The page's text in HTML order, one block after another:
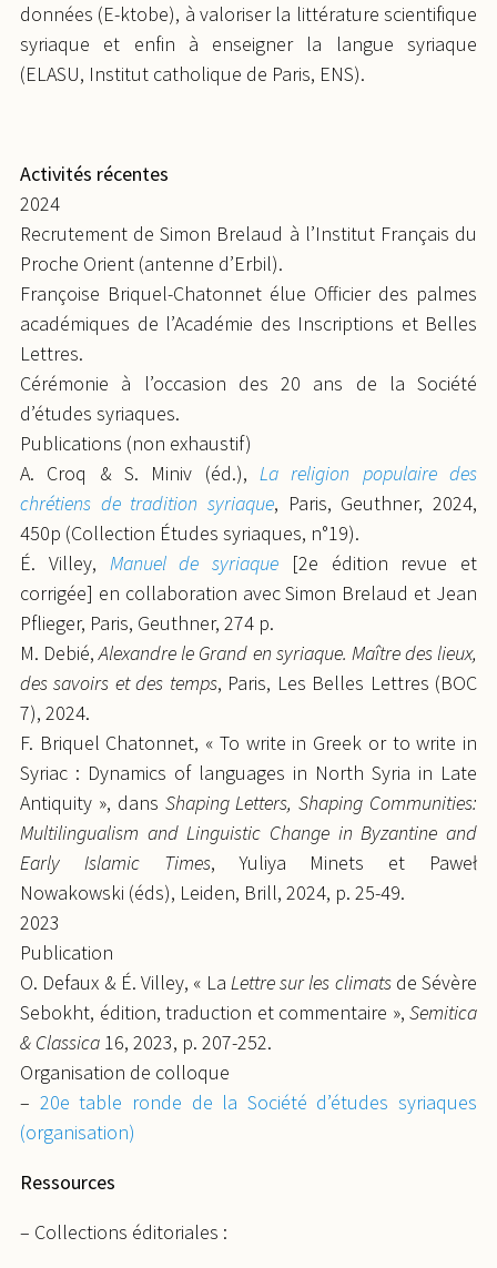
données (E-ktobe), à valoriser la littérature scientifique
syriaque et enfin à enseigner la langue syriaque
(ELASU, Institut catholique de Paris, ENS).
Activités récentes
2024
Recrutement de Simon Brelaud à l’Institut Français du
Proche Orient (antenne d’Erbil).
Françoise Briquel-Chatonnet élue Officier des palmes
académiques de l’Académie des Inscriptions et Belles
Lettres.
Cérémonie à l’occasion des 20 ans de la Société
d’études syriaques.
Publications (non exhaustif)
A. Croq & S. Miniv (éd.), La religion populaire des
chrétiens de tradition syriaque, Paris, Geuthner, 2024,
450p (Collection Études syriaques, n°19).
É. Villey, Manuel de syriaque [2e édition revue et
corrigée] en collaboration avec Simon Brelaud et Jean
Pflieger, Paris, Geuthner, 274 p.
M. Debié,Alexandre le Grand en syriaque. Maître des lieux,
des savoirs et des temps, Paris, Les Belles Lettres (BOC
7), 2024.
F. Briquel Chatonnet, « To write in Greek or to write in
Syriac : Dynamics of languages in North Syria in Late
Antiquity », dans Shaping Letters, Shaping Communities:
Multilingualism and Linguistic Change in Byzantine and
Early Islamic Times, Yuliya Minets
et Paweł
Nowakowski (éds), Leiden, Brill, 2024, p. 25-49.
2023
Publication
O. Defaux & É. Villey, « La Lettre sur les climatsde Sévère
Sebokht, édition, traduction et commentaire », Semitica
& Classica 16, 2023, p. 207-252.
Organisation de colloque
– 20e table ronde de la Société d’études syriaques
(organisation)
Ressources
– Collections éditoriales :